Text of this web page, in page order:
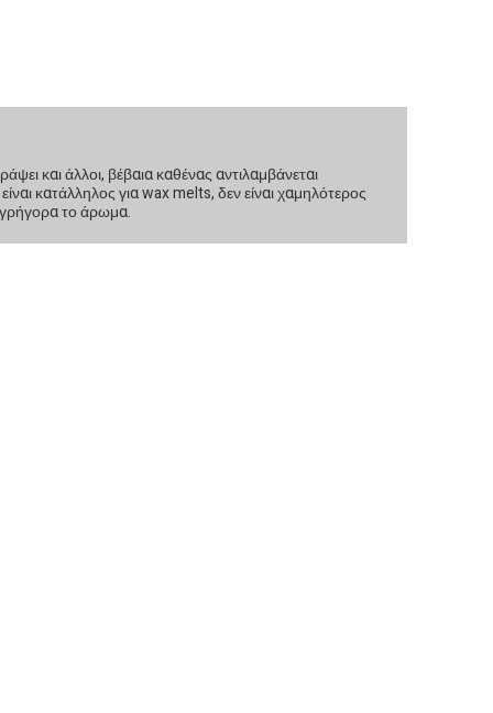
και άλλοι, βέβαια καθένας αντιλαμβάνεται
κατάλληλος για wax melts, δεν είναι χαμηλότερος
το άρωμα.